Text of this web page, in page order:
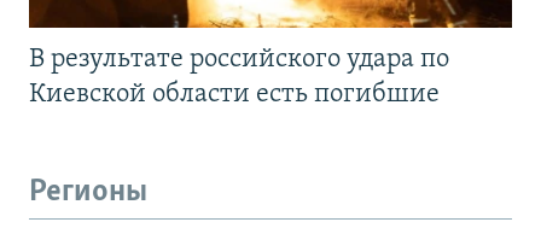
В результате российского удара по
Киевской области есть погибшие
Регионы